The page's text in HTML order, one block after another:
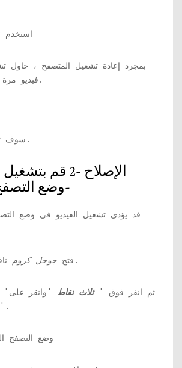
بمجرد إعادة تشغيل المتصفح ، حاول
فيديو مرة أخرى.
سوف تلعب بشكل جيد.
الإصلاح -2 قم
وضع التصفح المتخفي-
قد يؤدي تشغيل الفيديو في وضع
1. فتح جوجل كروم نافذة او شباك.
2. ثم انقر فوق 'ثلاث نقاط 'وانقر على'
'.